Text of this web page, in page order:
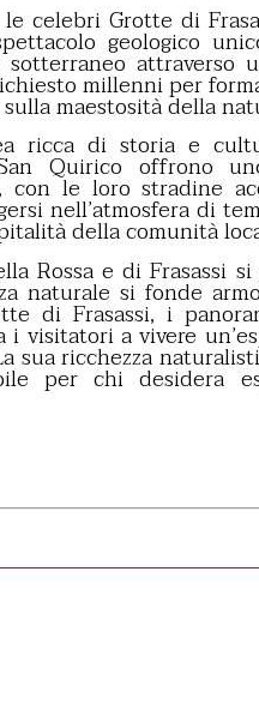
celebri Grotte di
geologico
sotterraneo
millenni per
maestosità della
ricca di storia e
Quirico offrono
con le loro stradine
nell’atmosfera di
della comunità
Rossa e di Frasassi
naturale si fonde
di Frasassi, i
visitatori a vivere
sua ricchezza
per chi desidera